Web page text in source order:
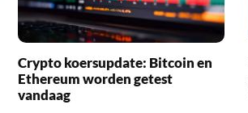
Crypto koersupdate: Bitcoin en
Ethereum worden getest
vandaag